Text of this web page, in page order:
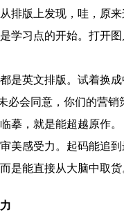
版上发现，哇，原来
学习点的开始。打开
英文排版。试着换成
必会同意，你们的营
摹，就是能超越原作。
感受力。起码能追到
是能直接从大脑中取货